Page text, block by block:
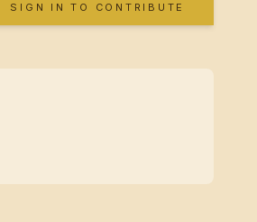
SIGN IN TO CONTRIBUTE